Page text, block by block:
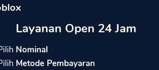
Layanan Open 24 Jam
Nominal
Metode Pembayaran